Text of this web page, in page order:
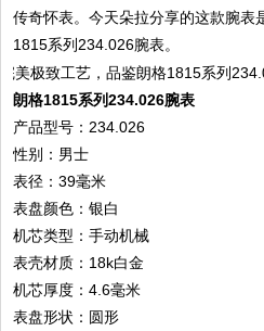
传奇怀表。今天朵拉分享的这款腕表
1815系列234.026腕表。
朗格1815系列234.026腕表
产品型号：234.026
性别：男士
表径：39毫米
表盘颜色：银白
机芯类型：手动机械
表壳材质：18k白金
机芯厚度：4.6毫米
表盘形状：圆形